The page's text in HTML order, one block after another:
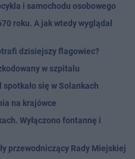
i samochodu osobowego
roku. A jak wtedy wyglądał
dzisiejszy flagowiec?
w szpitalu
się w Solankach
na krajówce
Wyłączono fontannę i
przewodniczący Rady Miejskiej